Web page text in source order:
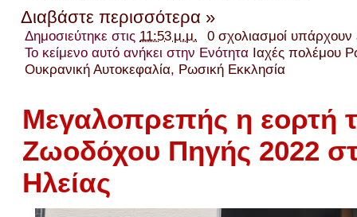
Διαβάστε περισσότερα »
Δημοσιεύτηκε στις 11:53 μ.μ.
0 σχολιασμοί
Το κείμενο αυτό ανήκει στην Ενότητα Ιαχές πολέμου
Ουκρανική Αυτοκεφαλία, Ρωσική Εκκλησία
Μεγαλοπρεπής η εορτή
Ζωοδόχου Πηγής 2022
Ηλείας